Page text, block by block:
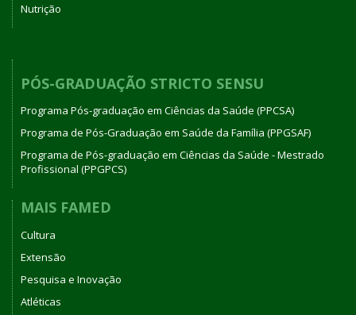
Nutrição
PÓS-GRADUAÇÃO STRICTO SENSU
Programa Pós-graduação em Ciências da Saúde (PPCSA)
Programa de Pós-Graduação em Saúde da Família (PPGSAF)
Programa de Pós-graduação em Ciências da Saúde - Mestrado
Profissional (PPGPCS)
MAIS FAMED
Cultura
Extensão
Pesquisa e Inovação
Atléticas